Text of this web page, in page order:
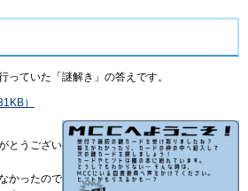
っていた「謎解き」の答えです。
）
とうござい
かったので